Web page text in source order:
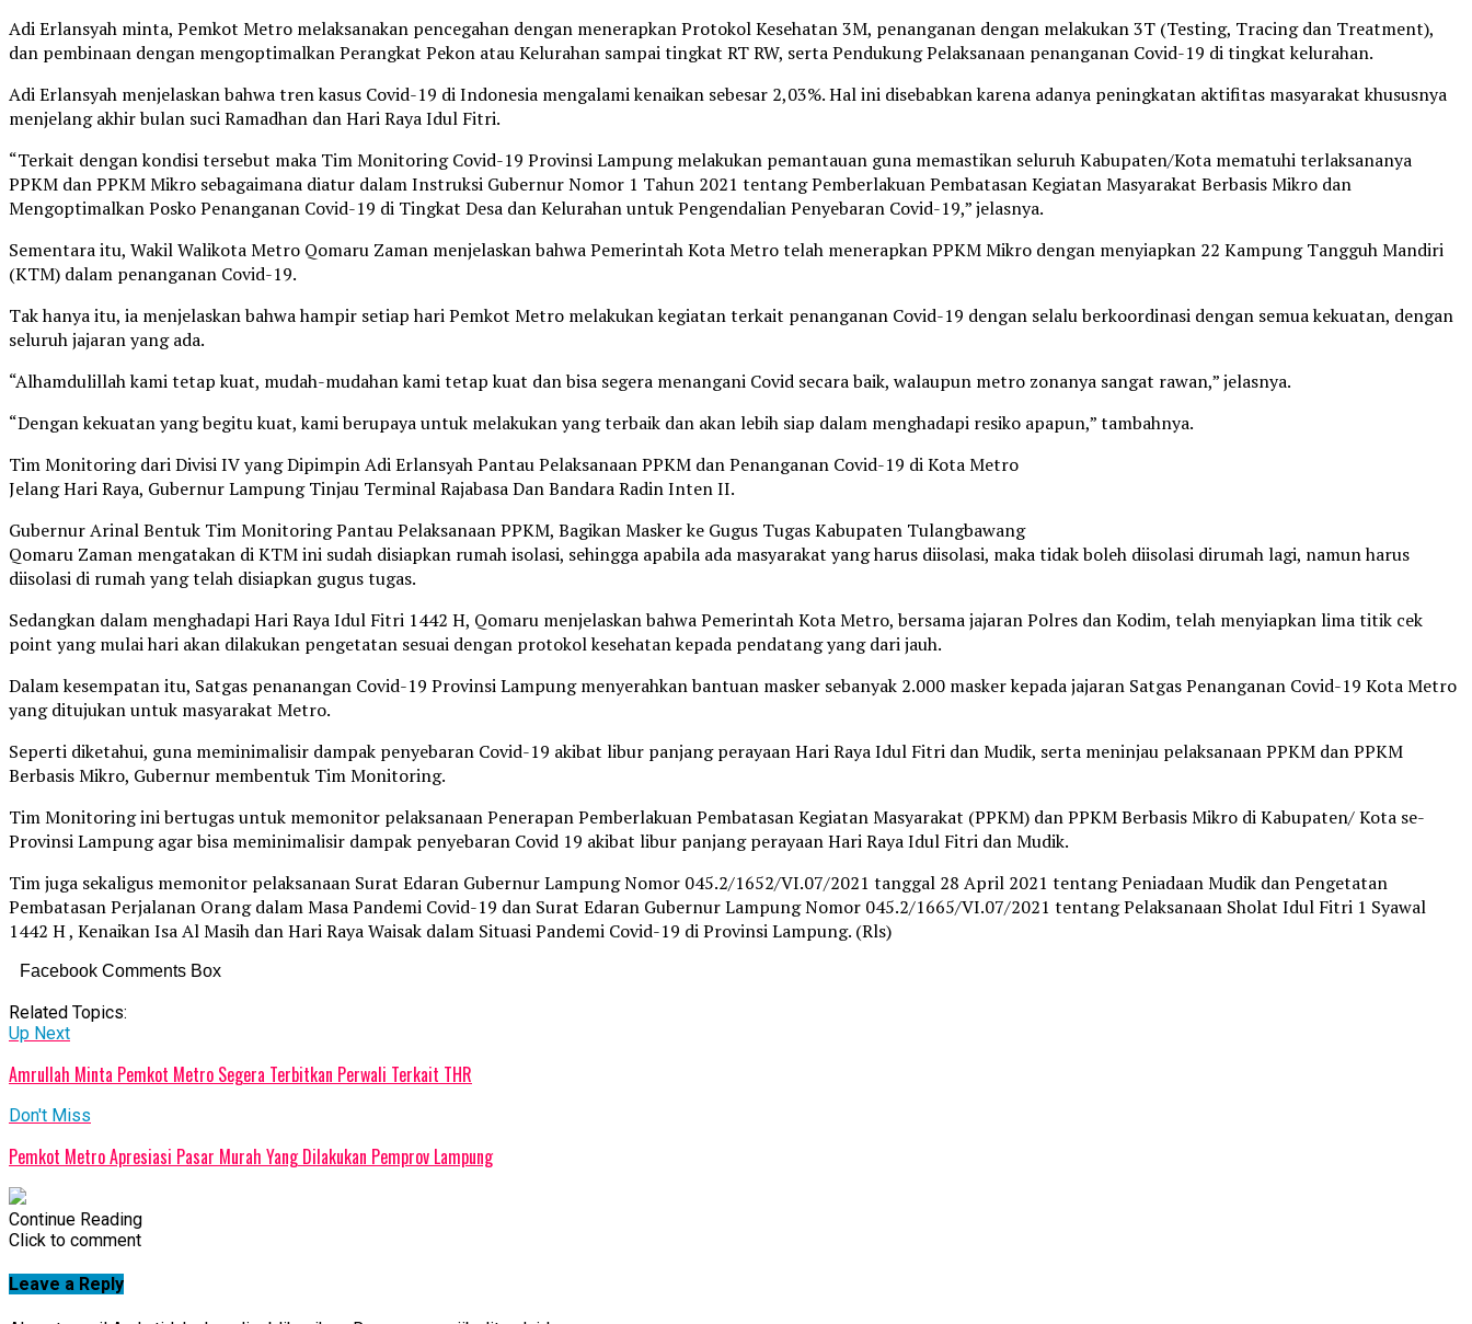
Adi Erlansyah minta, Pemkot Metro melaksanakan pencegahan dengan menerapkan Protokol Kesehatan 3M, penanganan dengan melakukan 3T (Testing, Tracing dan Treatment),
dan pembinaan dengan mengoptimalkan Perangkat Pekon atau Kelurahan sampai tingkat RT RW, serta Pendukung Pelaksanaan penanganan Covid-19 di tingkat kelurahan.
Adi Erlansyah menjelaskan bahwa tren kasus Covid-19 di Indonesia mengalami kenaikan sebesar 2,03%. Hal ini disebabkan karena adanya peningkatan aktifitas masyarakat khususnya
menjelang akhir bulan suci Ramadhan dan Hari Raya Idul Fitri.
“Terkait dengan kondisi tersebut maka Tim Monitoring Covid-19 Provinsi Lampung melakukan pemantauan guna memastikan seluruh Kabupaten/Kota mematuhi terlaksananya
PPKM dan PPKM Mikro sebagaimana diatur dalam Instruksi Gubernur Nomor 1 Tahun 2021 tentang Pemberlakuan Pembatasan Kegiatan Masyarakat Berbasis Mikro dan
Mengoptimalkan Posko Penanganan Covid-19 di Tingkat Desa dan Kelurahan untuk Pengendalian Penyebaran Covid-19,” jelasnya.
Sementara itu, Wakil Walikota Metro Qomaru Zaman menjelaskan bahwa Pemerintah Kota Metro telah menerapkan PPKM Mikro dengan menyiapkan 22 Kampung Tangguh Mandiri
(KTM) dalam penanganan Covid-19.
Tak hanya itu, ia menjelaskan bahwa hampir setiap hari Pemkot Metro melakukan kegiatan terkait penanganan Covid-19 dengan selalu berkoordinasi dengan semua kekuatan, dengan
seluruh jajaran yang ada.
“Alhamdulillah kami tetap kuat, mudah-mudahan kami tetap kuat dan bisa segera menangani Covid secara baik, walaupun metro zonanya sangat rawan,” jelasnya.
“Dengan kekuatan yang begitu kuat, kami berupaya untuk melakukan yang terbaik dan akan lebih siap dalam menghadapi resiko apapun,” tambahnya.
Tim Monitoring dari Divisi IV yang Dipimpin Adi Erlansyah Pantau Pelaksanaan PPKM dan Penanganan Covid-19 di Kota Metro
Jelang Hari Raya, Gubernur Lampung Tinjau Terminal Rajabasa Dan Bandara Radin Inten II.
Gubernur Arinal Bentuk Tim Monitoring Pantau Pelaksanaan PPKM, Bagikan Masker ke Gugus Tugas Kabupaten Tulangbawang
Qomaru Zaman mengatakan di KTM ini sudah disiapkan rumah isolasi, sehingga apabila ada masyarakat yang harus diisolasi, maka tidak boleh diisolasi dirumah lagi, namun harus
diisolasi di rumah yang telah disiapkan gugus tugas.
Sedangkan dalam menghadapi Hari Raya Idul Fitri 1442 H, Qomaru menjelaskan bahwa Pemerintah Kota Metro, bersama jajaran Polres dan Kodim, telah menyiapkan lima titik cek
point yang mulai hari akan dilakukan pengetatan sesuai dengan protokol kesehatan kepada pendatang yang dari jauh.
Dalam kesempatan itu, Satgas penanangan Covid-19 Provinsi Lampung menyerahkan bantuan masker sebanyak 2.000 masker kepada jajaran Satgas Penanganan Covid-19 Kota Metro
yang ditujukan untuk masyarakat Metro.
Seperti diketahui, guna meminimalisir dampak penyebaran Covid-19 akibat libur panjang perayaan Hari Raya Idul Fitri dan Mudik, serta meninjau pelaksanaan PPKM dan PPKM
Berbasis Mikro, Gubernur membentuk Tim Monitoring.
Tim Monitoring ini bertugas untuk memonitor pelaksanaan Penerapan Pemberlakuan Pembatasan Kegiatan Masyarakat (PPKM) dan PPKM Berbasis Mikro di Kabupaten/ Kota se-
Provinsi Lampung agar bisa meminimalisir dampak penyebaran Covid 19 akibat libur panjang perayaan Hari Raya Idul Fitri dan Mudik.
Tim juga sekaligus memonitor pelaksanaan Surat Edaran Gubernur Lampung Nomor 045.2/1652/VI.07/2021 tanggal 28 April 2021 tentang Peniadaan Mudik dan Pengetatan
Pembatasan Perjalanan Orang dalam Masa Pandemi Covid-19 dan Surat Edaran Gubernur Lampung Nomor 045.2/1665/VI.07/2021 tentang Pelaksanaan Sholat Idul Fitri 1 Syawal
1442 H , Kenaikan Isa Al Masih dan Hari Raya Waisak dalam Situasi Pandemi Covid-19 di Provinsi Lampung. (Rls)
Facebook Comments Box
Related Topics:
Up Next
Amrullah Minta Pemkot Metro Segera Terbitkan Perwali Terkait THR
Don't Miss
Pemkot Metro Apresiasi Pasar Murah Yang Dilakukan Pemprov Lampung
Continue Reading
Click to comment
Leave a Reply